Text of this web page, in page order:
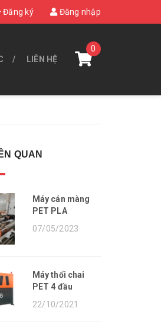
Đăng ký Đăng nhập
LIÊN HỆ
0
QUAN
Máy cán màng
PET PLA
07/05/2023
Máy thổi chai
PET 4 đầu
22/10/2021